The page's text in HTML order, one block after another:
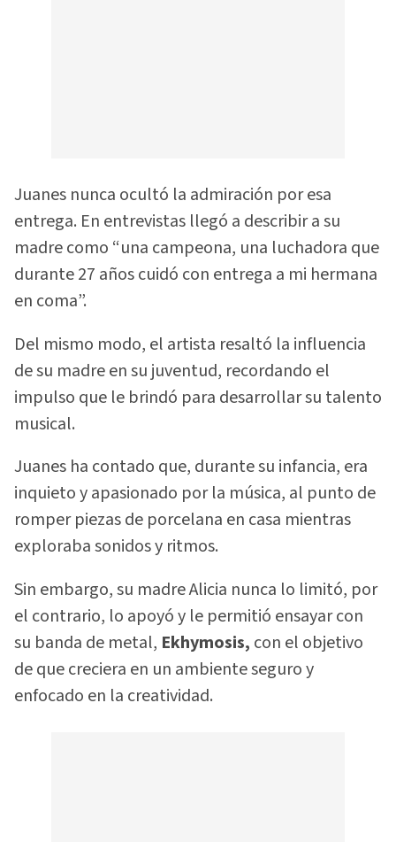
Juanes nunca ocultó la admiración por esa
entrega. En entrevistas llegó a describir a su
madre como “una campeona, una luchadora que
durante 27 años cuidó con entrega a mi hermana
en coma”.
Del mismo modo, el artista resaltó la influencia
de su madre en su juventud, recordando el
impulso que le brindó para desarrollar su talento
musical.
Juanes ha contado que, durante su infancia, era
inquieto y apasionado por la música, al punto de
romper piezas de porcelana en casa mientras
exploraba sonidos y ritmos.
Sin embargo, su madre Alicia nunca lo limitó, por
el contrario, lo apoyó y le permitió ensayar con
su banda de metal, Ekhymosis, con el objetivo
de que creciera en un ambiente seguro y
enfocado en la creatividad.